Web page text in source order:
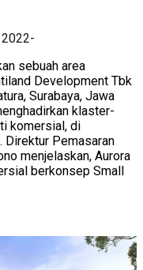
sebuah area
Development Tbk
Surabaya, Jawa
klaster-
komersial, di
Direktur Pemasaran
menjelaskan, Aurora
berkonsep Small